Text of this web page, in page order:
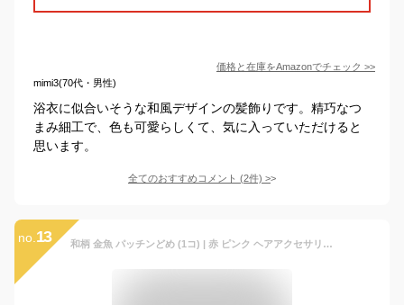
価格と在庫をAmazonでチェック >>
mimi3(70代・男性)
浴衣に似合いそうな和風デザインの髪飾りです。精巧なつ
まみ細工で、色も可愛らしくて、気に入っていただけると
思います。
全てのおすすめコメント (2件) >
no. 13 和柄 金魚 パッチンどめ (1コ) | 赤 ピンク ヘアアクセサリー 髪飾り 髪留め ヘアピン キッズ 子供 こども 女の子 七五三 三歳 3歳 ひな祭り 雛祭 花火大会 お正月 かわいい KHCP 全品 送料無料 実施中